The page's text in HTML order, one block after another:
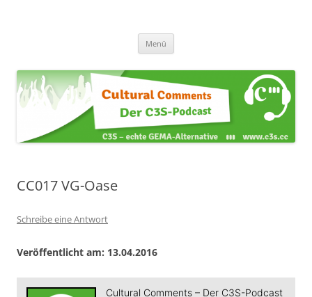
Menü
CC017 VG-Oase
Schreibe eine Antwort
Veröffentlicht am: 13.04.2016